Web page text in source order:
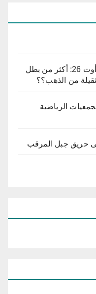
الألعاب المتوسطية تارنتو إيطاليا أوت 26: أكثر من بطل
من الذهب؟؟
الرياضية
حريق جبل المرقب